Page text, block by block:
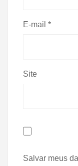
E-mail *
Site
Salvar meus